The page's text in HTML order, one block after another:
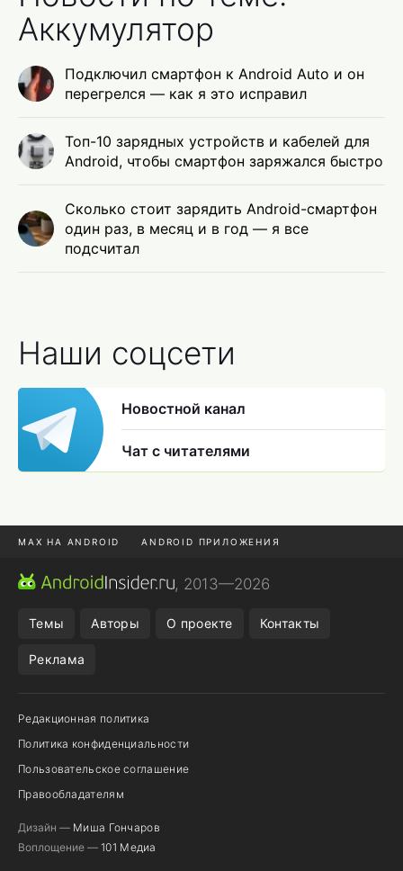
Аккумулятор
Подключил смартфон к Android Auto и он
перегрелся — как я это исправил
Топ-10 зарядных устройств и кабелей для
Android, чтобы смартфон заряжался быстро
Сколько стоит зарядить Android-смартфон
один раз, в месяц и в год — я все
подсчитал
Наши соцсети
Новостной канал
Чат с читателями
MAX НА ANDROID ANDROID ПРИЛОЖЕНИЯ
MAX ИЗ RUSTORE
, 2013—2026
Темы Авторы О проекте Контакты
Реклама
Редакционная политика
Политика конфиденциальности
Пользовательское соглашение
Правообладателям
Дизайн — Миша Гончаров
Воплощение — 101 Медиа